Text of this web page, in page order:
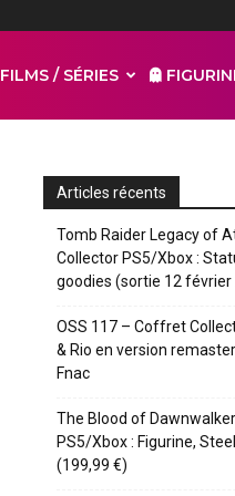
FILMS / SÉRIES
Articles récents
Tomb Raider Legacy of
Collector PS5/Xbox :
goodies (sortie 12 février
OSS 117 – Coffret
& Rio en version
Fnac
The Blood of
PS5/Xbox : Figurine,
(199,99 €)